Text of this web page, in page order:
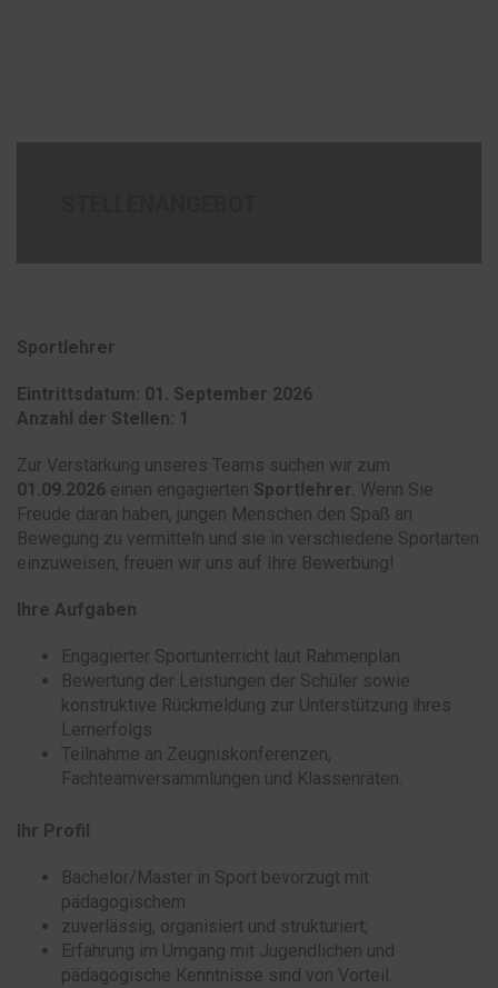
Sportlehrer
Eintrittsdatum: 01. September 2026
Anzahl der Stellen: 1
Zur Verstärkung unseres Teams suchen wir zum
01.09.2026 einen engagierten Sportlehrer. Wenn Sie
Freude daran haben, jungen Menschen den Spaß an
Bewegung zu vermitteln und sie in verschiedene Sportarten
einzuweisen, freuen wir uns auf Ihre Bewerbung!
Ihre Aufgaben
Engagierter Sportunterricht laut Rahmenplan
Bewertung der Leistungen der Schüler sowie
konstruktive Rückmeldung zur Unterstützung ihres
Lernerfolgs.
Teilnahme an Zeugniskonferenzen,
Fachteamversammlungen und Klassenräten.
Ihr Profil
Bachelor/Master in Sport bevorzugt mit
pädagogischem
zuverlässig, organisiert und strukturiert;
Erfahrung im Umgang mit Jugendlichen und
pädagogische Kenntnisse sind von Vorteil.